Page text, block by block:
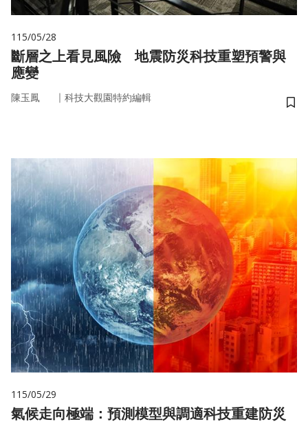
115/05/28
斷層之上看見風險 地震防災科技重塑預警與
應變
陳玉鳳 ｜ 科技大觀園特約編輯
儲
115/05/29
氣候走向極端：預測模型與調適科技重建防災